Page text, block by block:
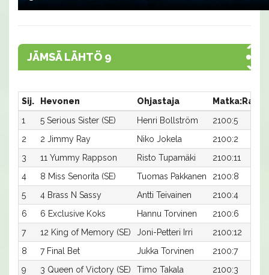
JÄMSÄ LÄHTÖ 9
Sij. Hevonen Ohjastaja
Matka:Rata
1
5 Serious Sister (SE) Henri Bollström
2100:5
2
2 Jimmy Ray Niko Jokela
2100:2
3
11 Yummy Rappson Risto Tupamäki
2100:11
4
8 Miss Senorita (SE) Tuomas Pakkanen
2100:8
5
4 Brass N Sassy Antti Teivainen
2100:4
6
6 Exclusive Koks Hannu Torvinen
2100:6
7
12 King of Memory (SE) Joni-Petteri Irri
2100:12
8
7 Final Bet Jukka Torvinen
2100:7
9
3 Queen of Victory (SE) Timo Takala
2100:3